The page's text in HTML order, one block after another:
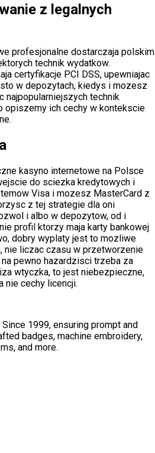
z legalnych
profesjonalne dostarczaja polskim
technik wydatkow.
certyfikacje PCI DSS, upewniajac
w depozytach, kiedys i mozesz
najpopularniejszych technik
ich cechy w kontekscie
kasyno internetowe na Polsce
do sciezka kredytowych i
Visa i mozesz MasterCard z
z tej strategie dla oni
i albo w depozytow, od i
profil ktorzy maja karty bankowej
dobry wyplaty jest to mozliwe
nie liczac czasu w przetworzenie
pewno hazardzisci trzeba za
wtyczka, to jest niebezpieczne,
nie cechy licencji.
1999, ensuring prompt and
badges, machine embroidery,
and more.